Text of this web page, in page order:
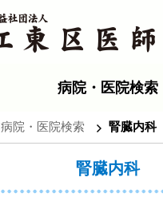
病院・医院検索
病院・医院検索 腎臓内科
腎臓内科